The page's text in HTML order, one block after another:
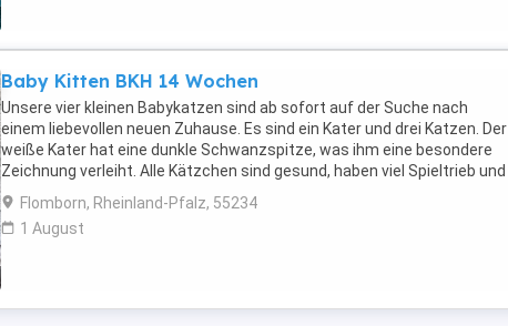
Baby Kitten BKH 14 Wochen
Unsere vier kleinen Babykatzen sind ab sofort auf der Suche nach
einem liebevollen neuen Zuhause. Es sind ein Kater und drei Katzen. Der
weiße Kater hat eine dunkle Schwanzspitze, was ihm eine besondere
Zeichnung verleiht. Alle Kätzchen sind gesund, haben viel Spieltrieb und
sind an den Kontakt mit ...
Flomborn, Rheinland-Pfalz, 55234
1 August